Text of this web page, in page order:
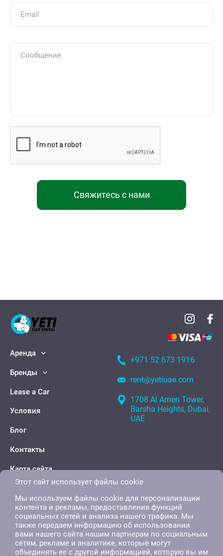
Свяжитесь с нами
Аренда
Бренды
Lease a Car
Условия
Блог
Контакты
Карта сайта
+971 52 673 1916
rent@yetiuae.com
1708 Al Ameri Tower,
Barsha Heights, Dubai,
UAE
Этот сайт использует файлы cookie
Мы используем файлы cookie для персонализации
контента и рекламы, предоставления функций
социальных сетей и анализа нашего трафика. Мы
также передаем информацию об использовании
вами нашего сайта нашим партнерам по социальным
сетям, рекламе и аналитике, которые могут
объединять ее с другой информацией, которую вы им